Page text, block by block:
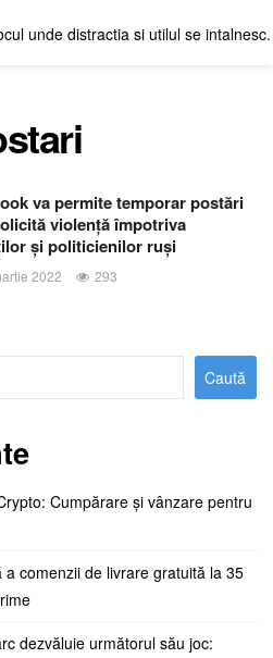
va permite temporar postări
violență împotriva
și politicienilor ruși
2022 293
Caută
Cumpărare și vânzare pentru
comenzii de livrare gratuită la 35
dezvăluie următorul său joc: